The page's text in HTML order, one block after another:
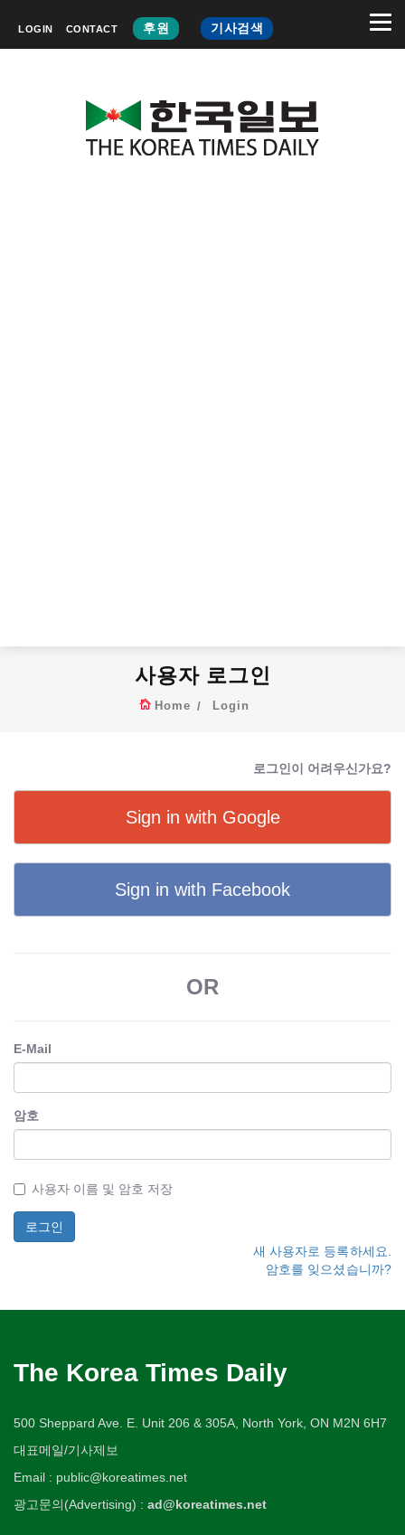
LOGIN CONTACT 후원 기사검색
사용자 로그인
Home Login
로그인이 어려우신가요?
Sign in with Google
Sign in with Facebook
OR
E-Mail
암호
사용자 이름 및 암호 저장
새 사용자로 등록하세요.
암호를 잊으셨습니까?
The Korea Times Daily
500 Sheppard Ave. E. Unit 206 & 305A, North York, ON M2N 6H7
대표메일/기사제보
Email : public@koreatimes.net
광고문의(Advertising) : ad@koreatimes.net